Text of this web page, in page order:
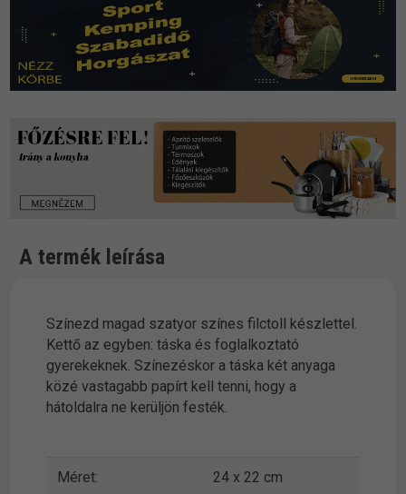
A termék leírása
Színezd magad szatyor színes filctoll készlettel.
Kettő az egyben: táska és foglalkoztató
gyerekeknek. Színezéskor a táska két anyaga
közé vastagabb papírt kell tenni, hogy a
hátoldalra ne kerüljön festék.
Méret: 24 x 22 cm